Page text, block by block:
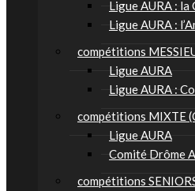
Ligue AURA : la
Ligue AURA :
compétitions
Ligue AURA
Ligue AURA :
compétitions MIXTE
Ligue AURA
Comité Drôme
compétitions